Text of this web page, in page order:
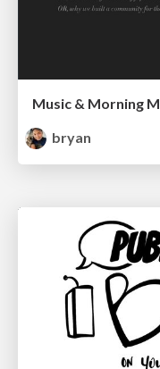
Music & Morning
bryan